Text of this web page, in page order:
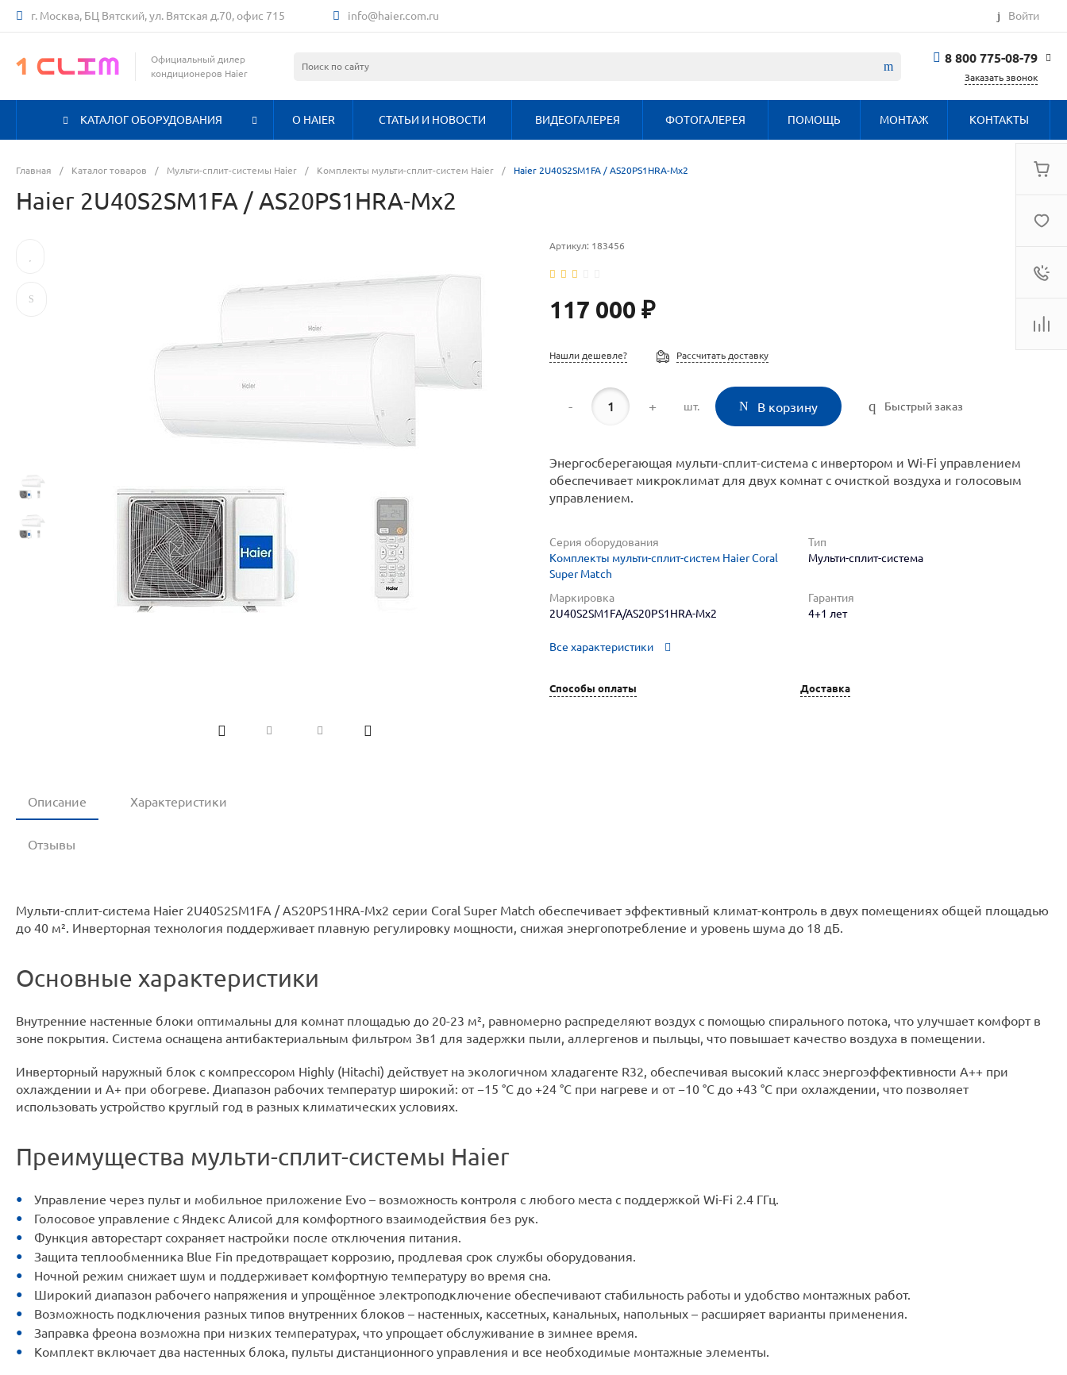
г. Москва, БЦ Вятский, ул. Вятская д.70, офис 715 info@haier.com.ru Войти
Официальный дилер
кондиционеров Haier
8 800 775-08-79
г. Москва, БЦ
Вятская д.70, офис
Заказать звонок
КАТАЛОГ ОБОРУДОВАНИЯ О HAIER СТАТЬИ И НОВОСТИ ВИДЕОГАЛЕРЕЯ ФОТОГАЛЕРЕЯ ПОМОЩЬ МОНТАЖ КОНТАКТЫ
Главная / Каталог товаров / Мульти-сплит-системы Haier / Комплекты мульти-сплит-систем Haier / Haier 2U40S2SM1FA / AS20PS1HRA-Mx2
Haier 2U40S2SM1FA / AS20PS1HRA-Mx2
Артикул: 183456
117 000 ₽
Нашли дешевле? Рассчитать доставку
- + шт. В корзину Быстрый заказ
Энергосберегающая мульти-сплит-система с инвертором и Wi-Fi управлением
обеспечивает микроклимат для двух комнат с очисткой воздуха и голосовым
управлением.
Серия оборудования
Комплекты мульти-сплит-систем Haier Coral
Super Match
Тип
Мульти-сплит-система
Маркировка
2U40S2SM1FA/AS20PS1HRA-Mx2
Гарантия
4+1 лет
Все характеристики
Способы оплаты Доставка
Описание Характеристики
Отзывы
Мульти-сплит-система Haier 2U40S2SM1FA / AS20PS1HRA-Mx2 серии Coral Super Match обеспечивает эффективный климат-контроль в двух помещениях общей площадью
до 40 м². Инверторная технология поддерживает плавную регулировку мощности, снижая энергопотребление и уровень шума до 18 дБ.
Основные характеристики
Внутренние настенные блоки оптимальны для комнат площадью до 20-23 м², равномерно распределяют воздух с помощью спирального потока, что улучшает комфорт в
зоне покрытия. Система оснащена антибактериальным фильтром 3в1 для задержки пыли, аллергенов и пыльцы, что повышает качество воздуха в помещении.
Инверторный наружный блок с компрессором Highly (Hitachi) действует на экологичном хладагенте R32, обеспечивая высокий класс энергоэффективности А++ при
охлаждении и А+ при обогреве. Диапазон рабочих температур широкий: от −15 °C до +24 °C при нагреве и от −10 °C до +43 °C при охлаждении, что позволяет
использовать устройство круглый год в разных климатических условиях.
Преимущества мульти-сплит-системы Haier
Управление через пульт и мобильное приложение Evo – возможность контроля с любого места с поддержкой Wi-Fi 2.4 ГГц.
Голосовое управление с Яндекс Алисой для комфортного взаимодействия без рук.
Функция авторестарт сохраняет настройки после отключения питания.
Защита теплообменника Blue Fin предотвращает коррозию, продлевая срок службы оборудования.
Ночной режим снижает шум и поддерживает комфортную температуру во время сна.
Широкий диапазон рабочего напряжения и упрощённое электроподключение обеспечивают стабильность работы и удобство монтажных работ.
Возможность подключения разных типов внутренних блоков – настенных, кассетных, канальных, напольных – расширяет варианты применения.
Заправка фреона возможна при низких температурах, что упрощает обслуживание в зимнее время.
Комплект включает два настенных блока, пульты дистанционного управления и все необходимые монтажные элементы.